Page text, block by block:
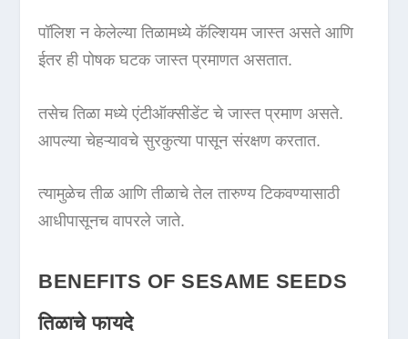
पॉलिश न केलेल्या तिळामध्ये कॅल्शियम जास्त असते आणि
ईतर ही पोषक घटक जास्त प्रमाणत असतात.
तसेच तिळा मध्ये एंटीऑक्सीडेंट चे जास्त प्रमाण असते.
आपल्या चेहऱ्यावचे सुरकुत्या पासून संरक्षण करतात.
त्यामुळेच तीळ आणि तीळाचे तेल तारुण्य टिकवण्यासाठी
आधीपासूनच वापरले जाते.
BENEFITS OF SESAME SEEDS
तिळाचे फायदे